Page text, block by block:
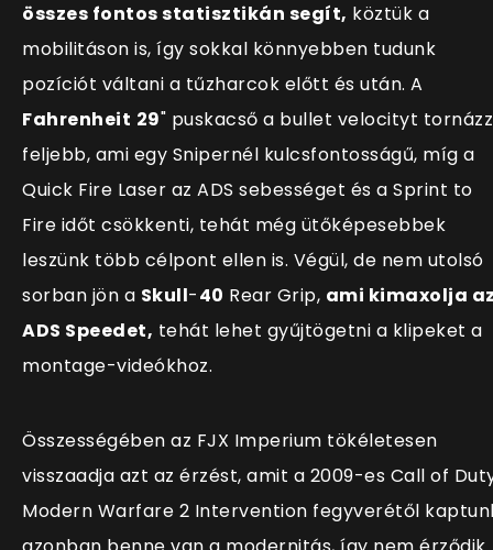
összes fontos statisztikán segít, köztük a
mobilitáson is, így sokkal könnyebben tudunk
pozíciót váltani a tűzharcok előtt és után. A
Fahrenheit 29" puskacső a bullet velocityt
feljebb, ami egy Snipernél kulcsfontosságű, míg a
Quick Fire Laser az ADS sebességet és a Sprint to
Fire időt csökkenti, tehát még ütőképesebbek
leszünk több célpont ellen is. Végül, de nem utolsó
sorban jön a Skull-40 Rear Grip, ami kimaxolja
ADS Speedet, tehát lehet gyűjtögetni a klipeket a
montage-videókhoz.
Összességében az FJX Imperium tökéletesen
visszaadja azt az érzést, amit a 2009-es Call of
Modern Warfare 2 Intervention fegyverétől